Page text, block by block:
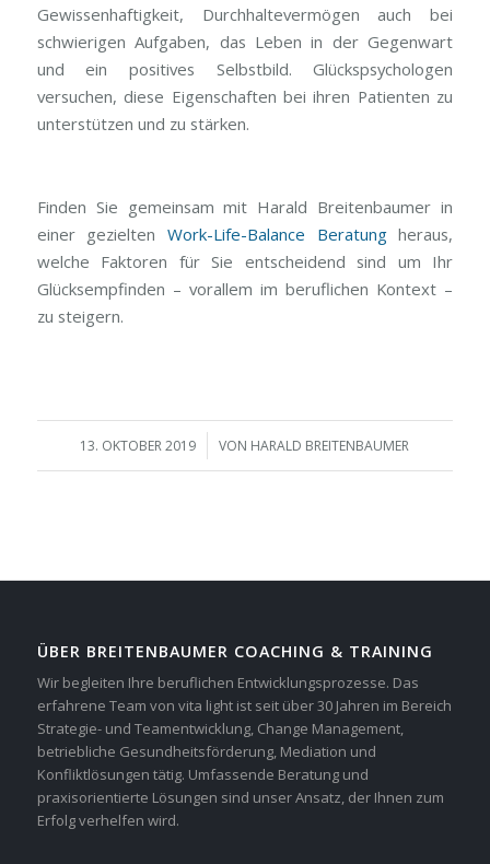
Gewissenhaftigkeit, Durchhaltevermögen auch bei
schwierigen Aufgaben, das Leben in der Gegenwart
und ein positives Selbstbild. Glückspsychologen
versuchen, diese Eigenschaften bei ihren Patienten zu
unterstützen und zu stärken.
Finden Sie gemeinsam mit Harald Breitenbaumer in
einer gezielten Work-Life-Balance Beratungheraus,
welche Faktoren für Sie entscheidend sind um Ihr
Glücksempfinden – vorallem im beruflichen Kontext –
zu steigern.
13. OKTOBER 2019
/ VON HARALD BREITENBAUMER
ÜBER BREITENBAUMER COACHING & TRAINING
Wir begleiten Ihre beruflichen Entwicklungsprozesse. Das
erfahrene Team von vita light ist seit über 30 Jahren im Bereich
Strategie- und Teamentwicklung, Change Management,
betriebliche Gesundheitsförderung, Mediation und
Konfliktlösungen tätig. Umfassende Beratung und
praxisorientierte Lösungen sind unser Ansatz, der Ihnen zum
Erfolg verhelfen wird.